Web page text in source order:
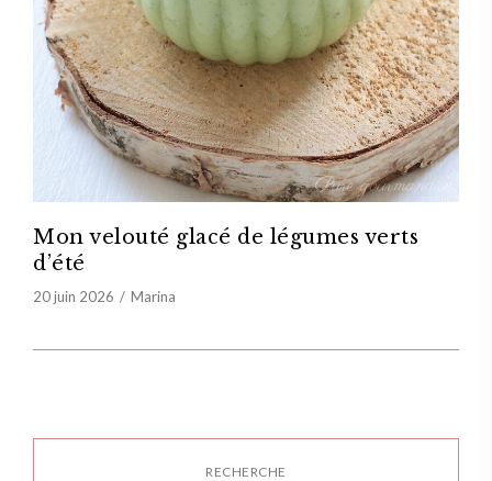
Mon velouté glacé de légumes verts
d’été
20 juin 2026 Marina
RECHERCHE